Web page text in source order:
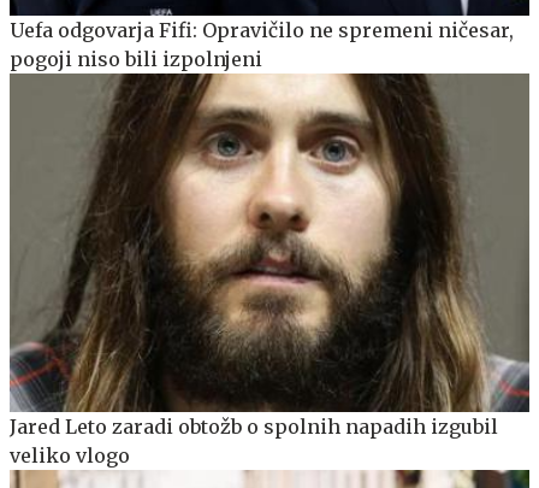
Uefa odgovarja Fifi: Opravičilo ne spremeni ničesar,
pogoji niso bili izpolnjeni
Jared Leto zaradi obtožb o spolnih napadih izgubil
veliko vlogo